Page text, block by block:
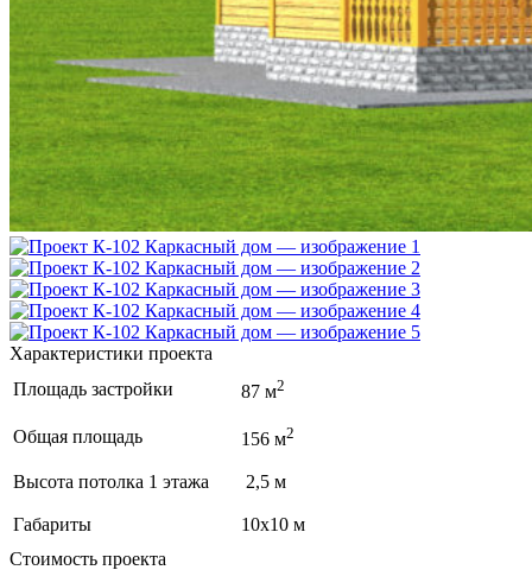
Характеристики проекта
Площадь застройки
87 м2
Общая площадь 156 м2
Высота потолка 1 этажа 2,5 м
Габариты
10х10 м
Стоимость проекта